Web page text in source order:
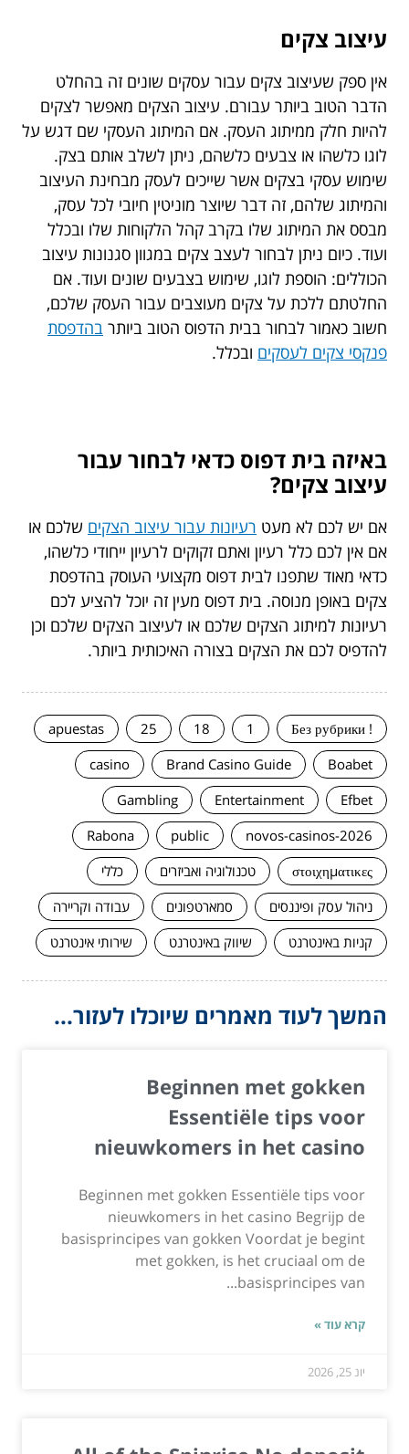
עיצוב צקים
אין ספק שעיצוב צקים עבור עסקים שונים זה בהחלט
הדבר הטוב ביותר עבורם. עיצוב הצקים מאפשר לצקים
להיות חלק ממיתוג העסק. אם המיתוג העסקי שם דגש על
לוגו כלשהו או צבעים כלשהם, ניתן לשלב אותם בצק.
שימוש עסקי בצקים אשר שייכים לעסק מבחינת העיצוב
והמיתוג שלהם, זה דבר שיוצר מוניטין חיובי לכל עסק,
מבסס את המיתוג שלו בקרב קהל הלקוחות שלו ובכלל
ועוד. כיום ניתן לבחור לעצב צקים במגוון סגנונות עיצוב
הכוללים: הוספת לוגו, שימוש בצבעים שונים ועוד. אם
החלטתם ללכת על צקים מעוצבים עבור העסק שלכם,
חשוב כאמור לבחור בבית הדפוס הטוב ביותר בהדפסת
פנקסי צקים לעסקים ובכלל.
באיזה בית דפוס כדאי לבחור עבור
עיצוב צקים?
אם יש לכם לא מעט רעיונות עבור עיצוב הצקים שלכם או
אם אין לכם כלל רעיון ואתם זקוקים לרעיון ייחודי כלשהו,
כדאי מאוד שתפנו לבית דפוס מקצועי העוסק בהדפסת
צקים באופן מנוסה. בית דפוס מעין זה יוכל להציע לכם
רעיונות למיתוג הצקים שלכם או לעיצוב הצקים שלכם וכן
להדפיס לכם את הצקים בצורה האיכותית ביותר.
! Без рубрики
1
18
25
apuestas
Boabet
Brand Casino Guide
casino
Efbet
Entertainment
Gambling
novos-casinos-2026
public
Rabona
στοιχηματικες
טכנולוגיה ואביזרים
כללי
ניהול עסק ופיננסים
סמארטפונים
עבודה וקריירה
קניות באינטרנט
שיווק באינטרנט שירותי אינטרנט
המשך לעוד מאמרים שיוכלו לעזור...
Beginnen met gokken
Essentiële tips voor
nieuwkomers in het casino
Beginnen met gokken Essentiële tips voor
nieuwkomers in het casino Begrijp de
basisprincipes van gokken Voordat je begint
met gokken, is het cruciaal om de
basisprincipes van...
קרא עוד »
יונ 25, 2026